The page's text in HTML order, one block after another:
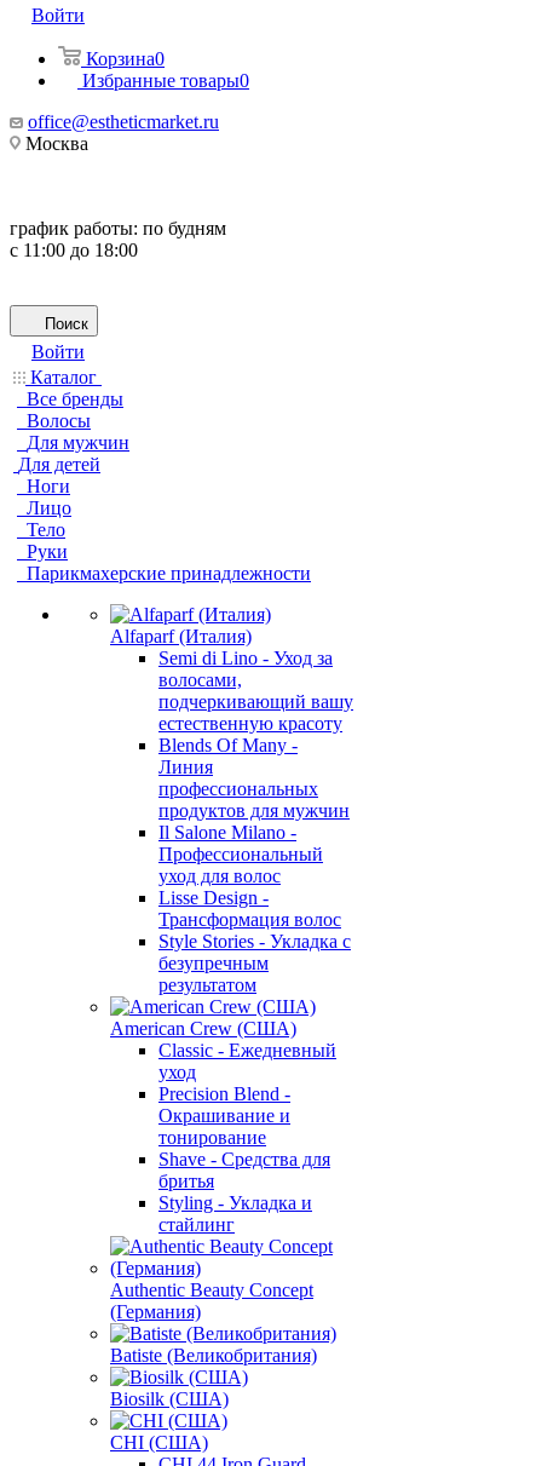
Войти
Корзина0
Избранные товары0
office@estheticmarket.ru
Москва
график работы: по будням
с 11:00 до 18:00
Поиск
Войти
Каталог
Все бренды
Волосы
Для мужчин
Для детей
Ноги
Лицо
Тело
Руки
Парикмахерские принадлежности
Alfaparf (Италия)
Semi di Lino - Уход за
волосами,
подчеркивающий вашу
естественную красоту
Blends Of Many -
Линия
профессиональных
продуктов для мужчин
Il Salone Milano -
Профессиональный
уход для волос
Lisse Design -
Трансформация волос
Style Stories - Укладка с
безупречным
результатом
American Crew (США)
Classic - Ежедневный
уход
Precision Blend -
Окрашивание и
тонирование
Shave - Средства для
бритья
Styling - Укладка и
стайлинг
Authentic Beauty Concept
(Германия)
Batiste (Великобритания)
Biosilk (США)
CHI (США)